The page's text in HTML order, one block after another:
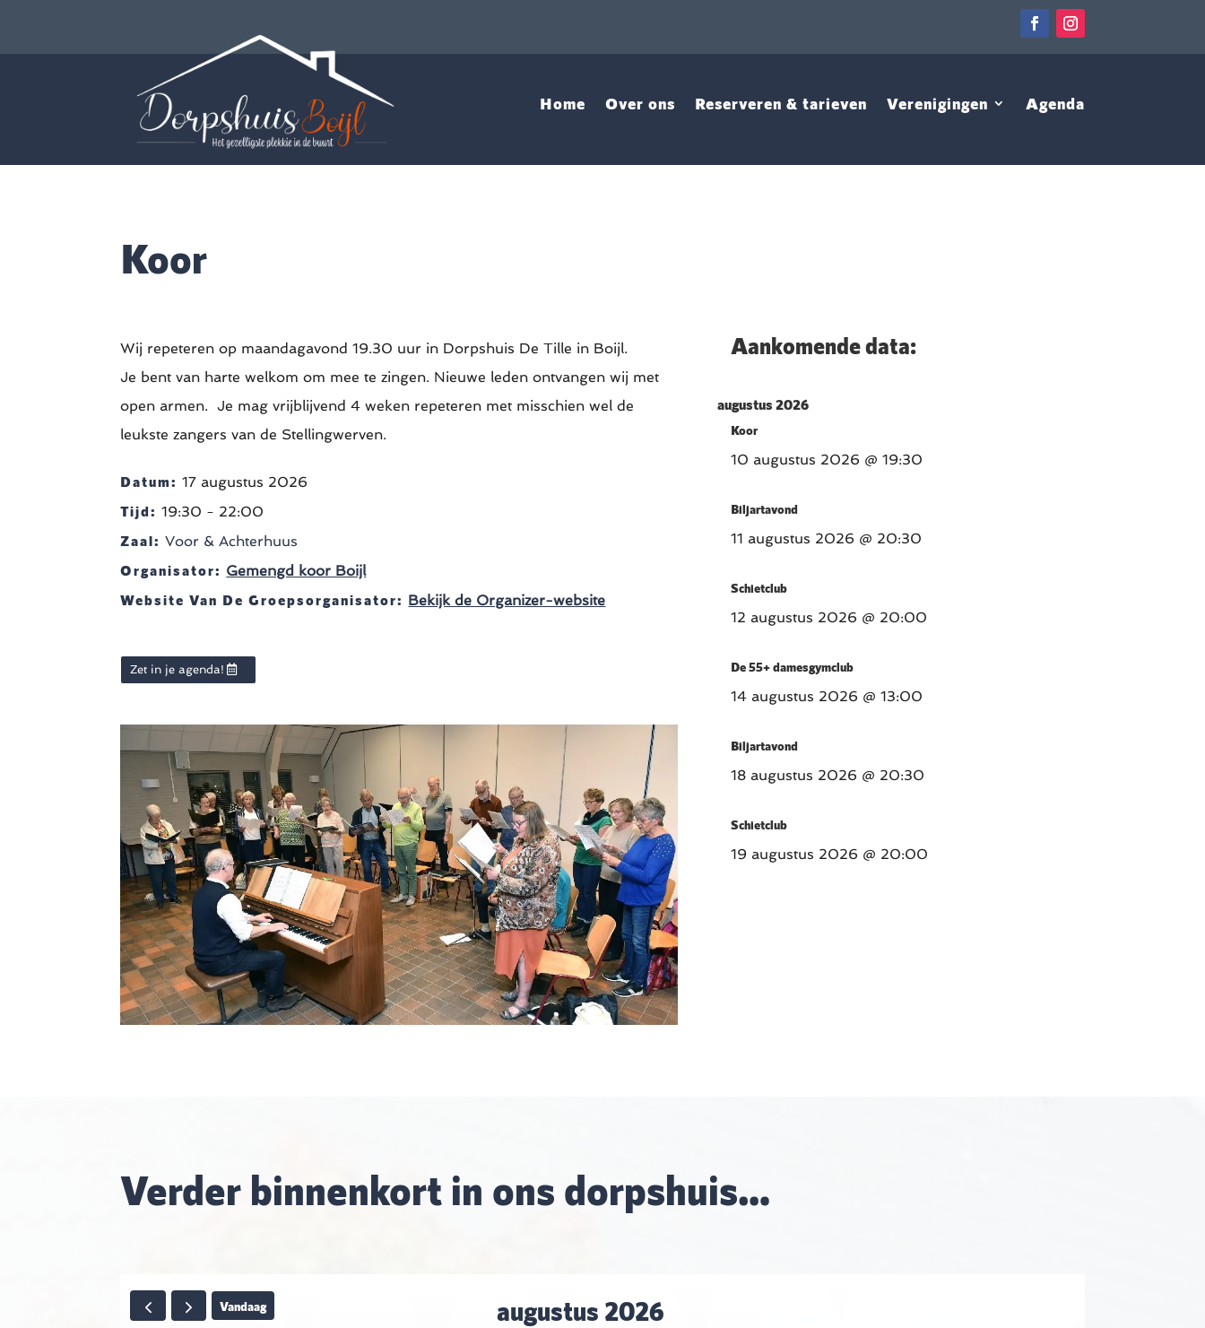
Home Over ons Reserveren & tarieven Verenigingen Agenda
Koor
Wij repeteren op maandagavond 19.30 uur in Dorpshuis De Tille in Boijl.
Je bent van harte welkom om mee te zingen. Nieuwe leden ontvangen wij met
open armen. Je mag vrijblijvend 4 weken repeteren met misschien wel de
leukste zangers van de Stellingwerven.
Datum:17 augustus 2026
Tijd:19:30 - 22:00
Zaal:Voor & Achterhuus
Organisator: Gemengd koor Boijl
Website Van De Groepsorganisator: Bekijk de Organizer-website
Zet in je agenda!
Aankomende data:
augustus 2026
Koor
10 augustus 2026 @ 19:30
Biljartavond
11 augustus 2026 @ 20:30
Schietclub
12 augustus 2026 @ 20:00
De 55+ damesgymclub
14 augustus 2026 @ 13:00
Biljartavond
18 augustus 2026 @ 20:30
Schietclub
19 augustus 2026 @ 20:00
Verder binnenkort in ons dorpshuis…
Vandaag augustus 2026